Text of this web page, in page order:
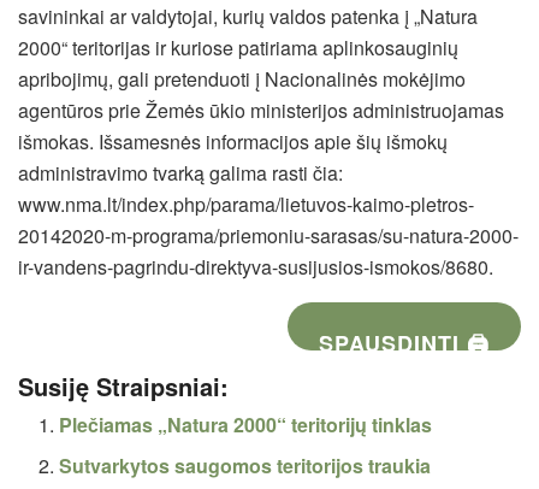
savininkai ar valdytojai, kurių valdos patenka į „Natura
2000“ teritorijas ir kuriose patiriama aplinkosauginių
apribojimų, gali pretenduoti į Nacionalinės mokėjimo
agentūros prie Žemės ūkio ministerijos administruojamas
išmokas. Išsamesnės informacijos apie šių išmokų
administravimo tvarką galima rasti čia:
www.nma.lt/index.php/parama/lietuvos-kaimo-pletros-
20142020-m-programa/priemoniu-sarasas/su-natura-2000-
ir-vandens-pagrindu-direktyva-susijusios-ismokos/8680.
SPAUSDINTI 🖨
Susiję Straipsniai:
Plečiamas „Natura 2000“ teritorijų tinklas
Sutvarkytos saugomos teritorijos traukia